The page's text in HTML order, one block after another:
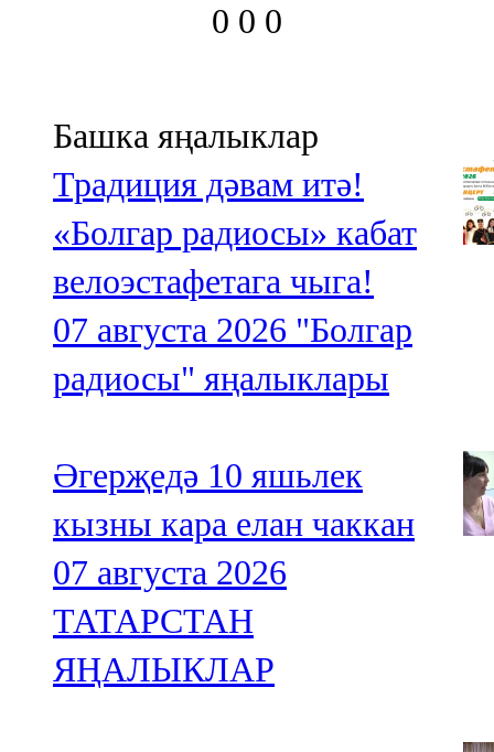
0 0 0
Башка яңалыклар
Традиция дәвам итә!
«Болгар радиосы» кабат
велоэстафетага чыга!
07 августа 2026 "Болгар
радиосы" яңалыклары
Әгерҗедә 10 яшьлек
кызны кара елан чаккан
07 августа 2026
ТАТАРСТАН
ЯҢАЛЫКЛАР